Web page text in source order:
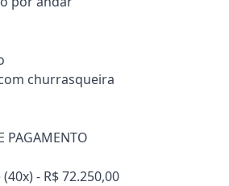
churrasqueira
PAGAMENTO
- R$ 72.250,00